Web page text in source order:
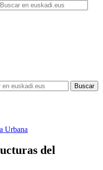
Urbana
del